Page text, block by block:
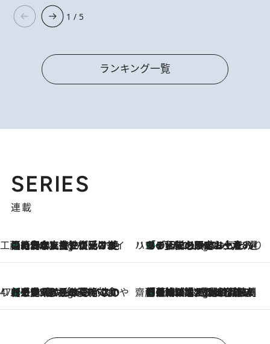
1 / 5
ランキング一覧
SERIES
連載
工藤まやのおもてなしハワイ
6 Hours Ago
【ハワイ土産】ローカルの絶大な支持で復活！ 絶品の幻クッキー《元ファンの日本人女性が受け継いだ名店》 ハワイ賢者 リサのお気に入りリスト6 Hours Ago
あの伝説の限定トートも！ リニューアルした「ディーン＆デルーカ ハワイ」で必須のお土産8選
47都道府県の手みやげ ひんやりスイーツで夏を満喫
6 Hours Ago
【三重県】この夏絶対食べたい 冷やしておいしいおやつ3選 お餅×アイスの新感覚スイーツ 齋藤 薫 美容脳ルネサンス
6 Hours Ago
「荷物が増えるほど旅ストレスは増す」美容ジャーナリストがたどり着いた最終結論。“化粧品を劇的に減らす”感動の凝縮美容とは